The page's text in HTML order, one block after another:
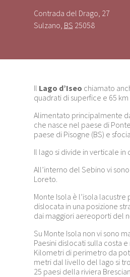
Contrada del Drago, 27
Sulzano BS 25058
Il Lago d’Iseo chiamato
quadrati di superfice e 65
Alimentato principalmente
che nasce nel paese di
paese di Pisogne (BS) e
Il lago si divide in verticale in
All’interno del Sebino vi
Loreto.
Monte Isola è l’isola lacustre
dislocata in una posizione
dai maggiori aereoporti del
Su Monte Isola non vi sono
Paesini dislocati sulla costa
Kilometri di perimetro da
metri dal livello del lago si
25 paesi della riviera